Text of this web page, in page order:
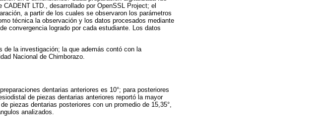
LTD., desarrollado por OpenSSL Project; el
a partir de los cuales se observaron los parámetros
técnica la observación y los datos procesados mediante
convergencia logrado por cada estudiante. Los datos
de la investigación; la que además contó con la
Nacional de Chimborazo.
dentarias anteriores es 10°; para posteriores
de piezas dentarias anteriores reportó la mayor
piezas dentarias posteriores con un promedio de 15,35°,
analizados.